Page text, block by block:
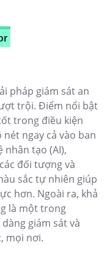
pháp giám sát an
trội. Điểm nổi bật
trong điều kiện
ngay cả vào ban
tạo (AI),
đối tượng và
sắc tự nhiên giúp
hơn. Ngoài ra, khả
là một trong
giám sát và
mọi nơi.